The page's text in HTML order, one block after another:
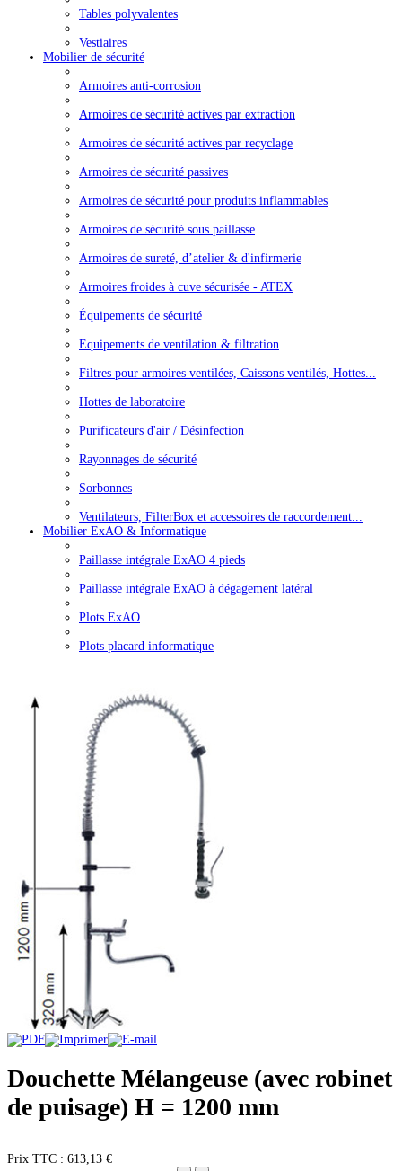
Tables polyvalentes
Vestiaires
Mobilier de sécurité
Armoires anti-corrosion
Armoires de sécurité actives par extraction
Armoires de sécurité actives par recyclage
Armoires de sécurité passives
Armoires de sécurité pour produits inflammables
Armoires de sécurité sous paillasse
Armoires de sureté, d’atelier & d'infirmerie
Armoires froides à cuve sécurisée - ATEX
Équipements de sécurité
Equipements de ventilation & filtration
Filtres pour armoires ventilées, Caissons ventilés, Hottes...
Hottes de laboratoire
Purificateurs d'air / Désinfection
Rayonnages de sécurité
Sorbonnes
Ventilateurs, FilterBox et accessoires de raccordement...
Mobilier ExAO & Informatique
Paillasse intégrale ExAO 4 pieds
Paillasse intégrale ExAO à dégagement latéral
Plots ExAO
Plots placard informatique
Douchette Mélangeuse (avec robinet
de puisage) H = 1200 mm
Prix ​​TTC : 613,13 €